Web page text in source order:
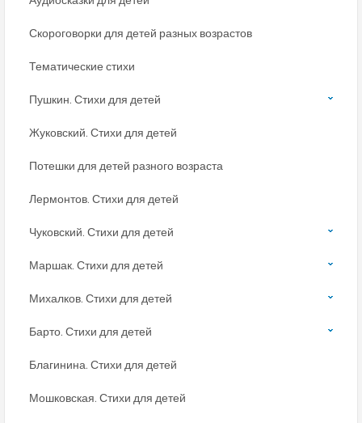
Скороговорки для детей разных возрастов
Тематические стихи
Пушкин. Стихи для детей
Жуковский. Стихи для детей
Потешки для детей разного возраста
Лермонтов. Стихи для детей
Чуковский. Стихи для детей
Маршак. Стихи для детей
Михалков. Стихи для детей
Барто. Стихи для детей
Благинина. Стихи для детей
Мошковская. Стихи для детей